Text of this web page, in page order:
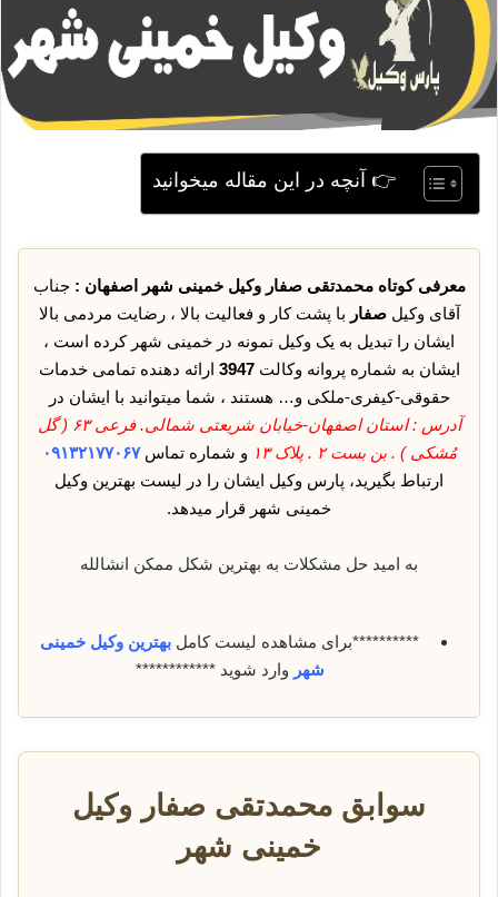
👉 آنچه در این مقاله میخوانید
معرفی کوتاه محمدتقی صفار وکیل خمینی شهر اصفهان : جناب
آقای وکیلصفار با پشت کار و فعالیت بالا ، رضایت مردمی بالا
ایشان را تبدیل به یک وکیل نمونه در خمینی شهر کرده است ،
ایشان به شماره پروانه وکالت3947 ارائه دهنده تمامی خدمات
حقوقی-کیفری-ملکی و… هستند ، شما میتوانید با ایشان در
آدرس : استان اصفهان-خیابان شریعتی شمالی. فرعی ۶۳ ( گل
مُشکی ) . بن بست ۲ . پلاک ۱۳
و شماره تماس۰۹۱۳۲۱۷۷۰۶۷
ارتباط بگیرید، پارس وکیل ایشان را در لیست بهترین وکیل
خمینی شهر قرار میدهد.
به امید حل مشکلات به بهترین شکل ممکن انشالله
**********برای مشاهده لیست کامل بهترین وکیل خمینی
شهر وارد شوید ************
سوابق محمدتقی صفار وکیل
خمینی شهر